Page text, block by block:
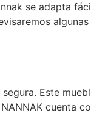
se adapta
Este
cuenta